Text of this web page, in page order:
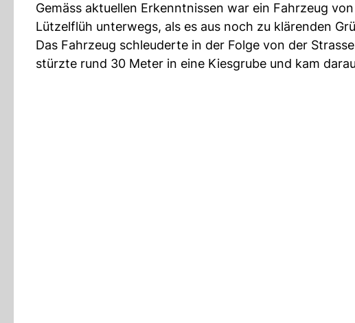
Gemäss aktuellen Erkenntnissen war ein Fahrzeug
Lützelflüh unterwegs, als es aus noch zu klärenden
Das Fahrzeug schleuderte in der Folge von der
stürzte rund 30 Meter in eine Kiesgrube und kam